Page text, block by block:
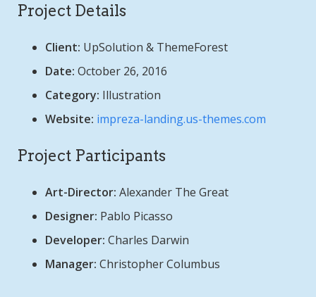
Project Details
Client: UpSolution & ThemeForest
Date: October 26, 2016
Category: Illustration
Website: impreza-landing.us-themes.com
Project Participants
Art-Director: Alexander The Great
Designer: Pablo Picasso
Developer: Charles Darwin
Manager: Christopher Columbus